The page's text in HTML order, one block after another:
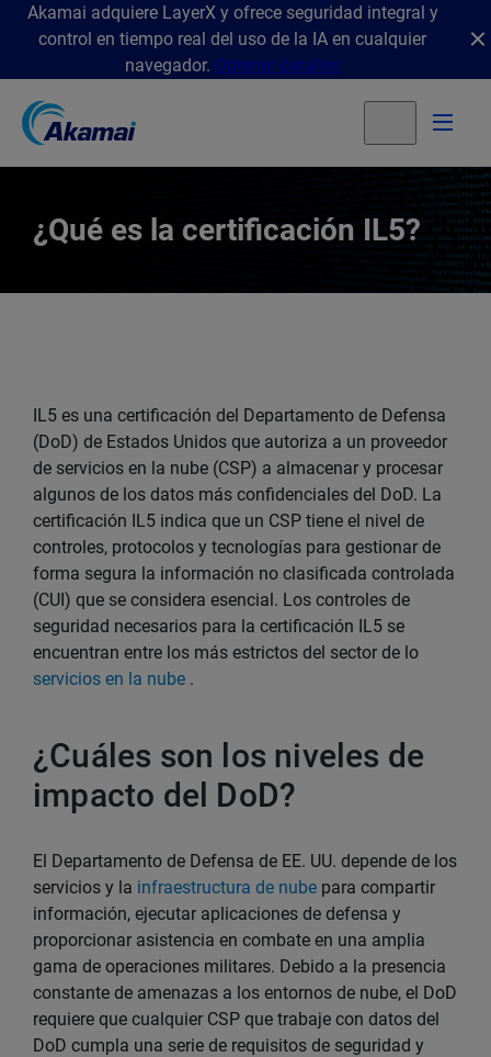
Akamai adquiere LayerX y ofrece seguridad integral y
control en tiempo real del uso de la IA en cualquier
navegador. Obtener detalles
¿Qué es la certificación IL5?
IL5 es una certificación del Departamento de Defensa
(DoD) de Estados Unidos que autoriza a un proveedor
de servicios en la nube (CSP) a almacenar y procesar
algunos de los datos más confidenciales del DoD. La
certificación IL5 indica que un CSP tiene el nivel de
controles, protocolos y tecnologías para gestionar de
forma segura la información no clasificada controlada
(CUI) que se considera esencial. Los controles de
seguridad necesarios para la certificación IL5 se
encuentran entre los más estrictos del sector de lo
servicios en la nube .
¿Cuáles son los niveles de
impacto del DoD?
El Departamento de Defensa de EE. UU. depende de los
servicios y la infraestructura de nube para compartir
información, ejecutar aplicaciones de defensa y
proporcionar asistencia en combate en una amplia
gama de operaciones militares. Debido a la presencia
constante de amenazas a los entornos de nube, el DoD
requiere que cualquier CSP que trabaje con datos del
DoD cumpla una serie de requisitos de seguridad y